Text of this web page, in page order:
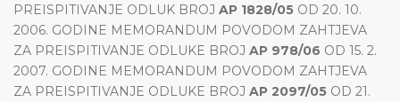
PREISPITIVANJE ODLUK BROJ AP 1828/05 OD 20. 10.
2006. GODINE MEMORANDUM POVODOM ZAHTJEVA
ZA PREISPITIVANJE ODLUKE BROJ AP 978/06 OD 15. 2.
2007. GODINE MEMORANDUM POVODOM ZAHTJEVA
ZA PREISPITIVANJE ODLUKE BROJ AP 2097/05 OD 21.